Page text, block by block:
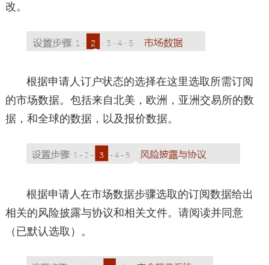
改。
根据申请人订户状态的选择在这里选取所需订阅
的市场数据。包括来自北美，欧洲，亚洲交易所的数
据，和全球的数据，以及报价数据。
根据申请人在市场数据步骤选取的订阅数据给出
相关的风险披露与协议和相关文件。请阅读并同意
（已默认选取）。